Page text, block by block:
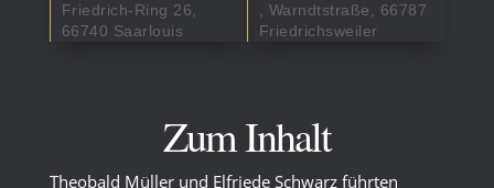
Friedrich-Ring 26,
66740 Saarlouis
, Warndtstraße, 66787
Friedrichsweiler
Zum Inhalt
Theobald Müller und Elfriede Schwarz führten